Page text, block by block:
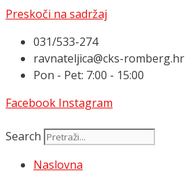
Preskoči na sadržaj
031/533-274
ravnateljica@cks-romberg.hr
Pon - Pet: 7:00 - 15:00
Facebook Instagram
Search
Naslovna